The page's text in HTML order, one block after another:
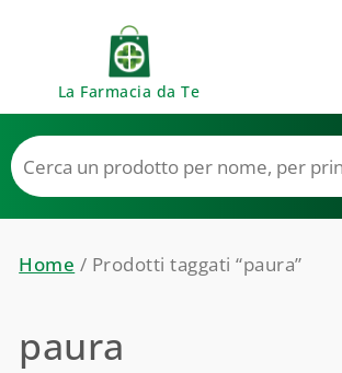
La Farmacia da Te
Home / Prodotti taggati “paura”
paura